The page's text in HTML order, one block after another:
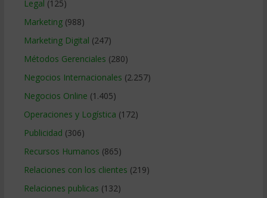
Legal (125)
Marketing(988)
Marketing Digital (247)
Métodos Gerenciales (280)
Negocios Internacionales (2.257)
Negocios Online (1.405)
Operaciones y Logística (172)
Publicidad (306)
Recursos Humanos (865)
Relaciones con los clientes (219)
Relaciones publicas (132)